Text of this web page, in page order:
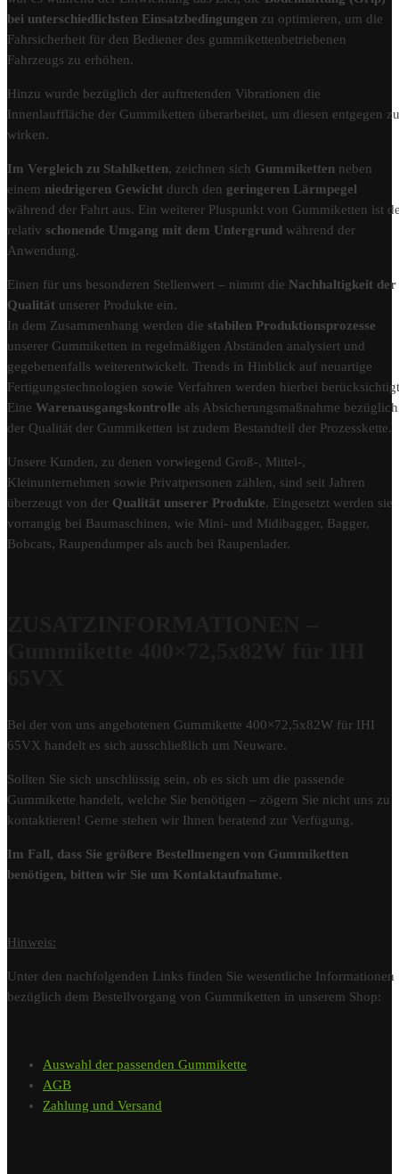
bei unterschiedlichsten Einsatzbedingungen zu optimieren, um die
Fahrsicherheit für den Bediener des gummikettenbetriebenen
Fahrzeugs zu erhöhen.
Hinzu wurde bezüglich der auftretenden Vibrationen die
Innenlauffläche der Gummiketten überarbeitet, um diesen entgegen zu
wirken.
Im Vergleich zu Stahlketten, zeichnen sich Gummiketten neben
einem niedrigeren Gewicht durch den geringeren Lärmpegel
während der Fahrt aus. Ein weiterer Pluspunkt von Gummiketten ist
relativ schonende Umgang mit dem Untergrund während der
Anwendung.
Einen für uns besonderen Stellenwert – nimmt die Nachhaltigkeit der
Qualität unserer Produkte ein.
In dem Zusammenhang werden die stabilen Produktionsprozesse
unserer Gummiketten in regelmäßigen Abständen analysiert und
gegebenenfalls weiterentwickelt. Trends in Hinblick auf neuartige
Fertigungstechnologien sowie Verfahren werden hierbei
Eine Warenausgangskontrolle als Absicherungsmaßnahme bezüglich
der Qualität der Gummiketten ist zudem Bestandteil der Prozesskette.
Unsere Kunden, zu denen vorwiegend Groß-, Mittel-,
Kleinunternehmen sowie Privatpersonen zählen, sind seit Jahren
überzeugt von der Qualität unserer Produkte. Eingesetzt werden sie
vorrangig bei Baumaschinen, wie Mini- und Midibagger, Bagger,
Bobcats, Raupendumper als auch bei Raupenlader.
Bei der von uns angebotenen Gummikette 400×72,5x82W für IHI
65VX handelt es sich ausschließlich um Neuware.
Sollten Sie sich unschlüssig sein, ob es sich um die passende
Gummikette handelt, welche Sie benötigen – zögern Sie nicht uns zu
kontaktieren! Gerne stehen wir Ihnen beratend zur Verfügung.
Im Fall, dass Sie größere Bestellmengen von Gummiketten
benötigen, bitten wir Sie um Kontaktaufnahme.
Hinweis:
Unter den nachfolgenden Links finden Sie wesentliche Informationen
bezüglich dem Bestellvorgang von Gummiketten in unserem Shop:
Auswahl der passenden Gummikette
AGB
Zahlung und Versand